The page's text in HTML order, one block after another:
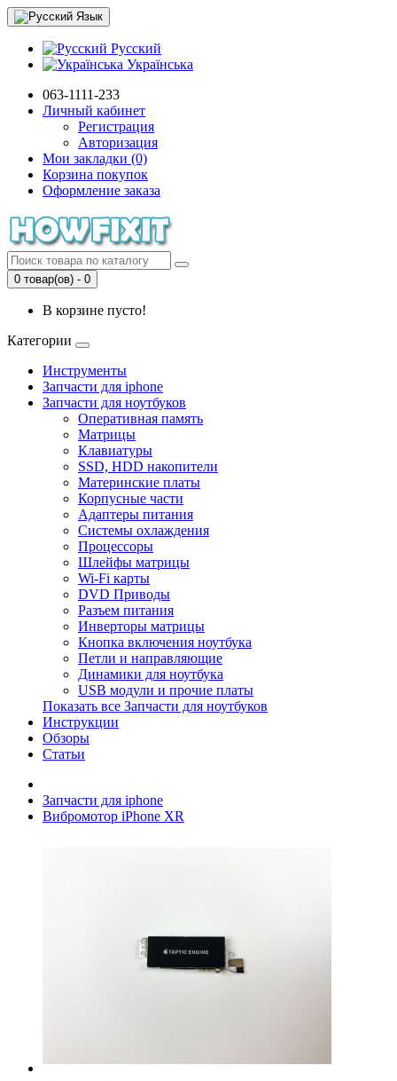
Язык
Русский
Українська
063-1111-233
Личный кабинет
Регистрация
Авторизация
Мои закладки (0)
Корзина покупок
Оформление заказа
0 товар(ов) - 0
В корзине пусто!
Категории
Инструменты
Запчасти для iphone
Запчасти для ноутбуков
Оперативная память
Матрицы
Клавиатуры
SSD, HDD накопители
Материнские платы
Корпусные части
Адаптеры питания
Системы охлаждения
Процессоры
Шлейфы матрицы
Wi-Fi карты
DVD Приводы
Разъем питания
Инверторы матрицы
Кнопка включения ноутбука
Петли и направляющие
Динамики для ноутбука
USB модули и прочие платы
Показать все Запчасти для ноутбуков
Инструкции
Обзоры
Статьи
Запчасти для iphone
Вибромотор iPhone XR